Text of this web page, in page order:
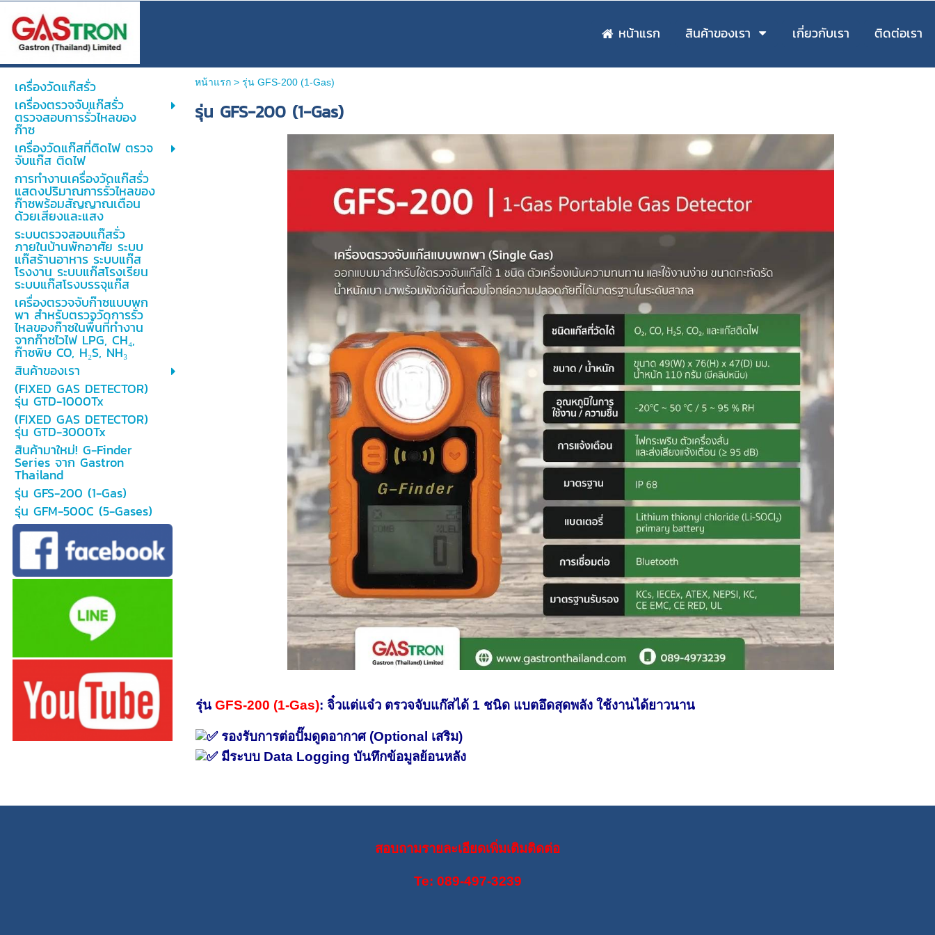
หน้าแรก สินค้าของเรา เกี่ยวกับเรา ติดต่อเรา
เครื่องวัดแก๊สรั่ว
เครื่องตรวจจับแก๊สรั่ว
ตรวจสอบการรั่วไหลของ
ก๊าซ
เครื่องวัดแก๊สที่ติดไฟ ตรวจ
จับแก๊ส ติดไฟ
การทำงานเครื่องวัดแก๊สรั่ว
แสดงปริมาณการรั่วไหลของ
ก๊าซพร้อมสัญญาณเตือน
ด้วยเสียงและแสง
ระบบตรวจสอบแก๊สรั่ว
ภายในบ้านพักอาศัย ระบบ
แก๊สร้านอาหาร ระบบแก๊ส
โรงงาน ระบบแก๊สโรงเรียน
ระบบแก๊สโรงบรรจุแก๊ส
เครื่องตรวจจับก๊าซแบบพก
พา สำหรับตรวจวัดการรั่ว
ไหลของก๊าซในพื้นที่ทำงาน
จากก๊าซไวไฟ LPG, CH₄,
ก๊าซพิษ CO, H₂S, NH₃
สินค้าของเรา
(FIXED GAS DETECTOR)
รุ่น GTD-1000Tx
(FIXED GAS DETECTOR)
รุ่น GTD-3000Tx
สินค้ามาใหม่! G-Finder
Series จาก Gastron
Thailand
รุ่น GFS-200 (1-Gas)
รุ่น GFM-500C (5-Gases)
หน้าแรก> รุ่น GFS-200 (1-Gas)
รุ่น GFS-200 (1-Gas)
รุ่น GFS-200 (1-Gas): จิ๋วแต่แจ๋ว ตรวจจับแก๊สได้ 1 ชนิด แบตอึดสุดพลัง ใช้งานได้ยาวนาน
รองรับการต่อปั๊มดูดอากาศ (Optional เสริม)
มีระบบ Data Logging บันทึกข้อมูลย้อนหลัง
สอบถามรายละเอียดเพิ่มเติมติดต่อ
Te: 089-497-3239